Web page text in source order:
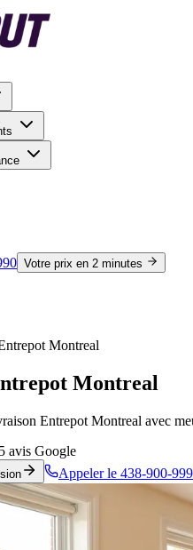
Votre prix en 2 minutes
Montreal
Montreal
Entrepot Montreal avec
avis Google
Appeler le 438-900-